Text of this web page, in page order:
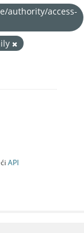
authority/access-
API